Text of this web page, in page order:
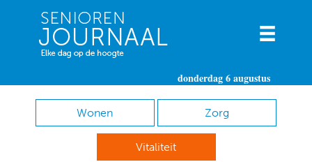
donderdag 6 augustus
Wonen Zorg
Vitaliteit